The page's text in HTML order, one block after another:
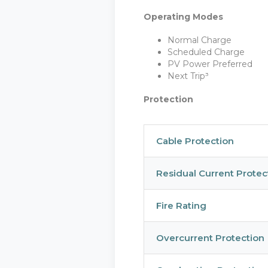
Operating Modes
Normal Charge
Scheduled Charge
PV Power Preferred
Next Trip³
Protection
Cable Protection
Residual Current
Fire Rating
Overcurrent Protection
СҮҮЛД ШИНЭЧИЛСЭН:
Сүүлд
1.
Clean
уу. Манай
СҮҮЛД ШИНЭЧИЛСЭН:
Сүүлд
1.
Клийн
нууцыг
Энэхүү